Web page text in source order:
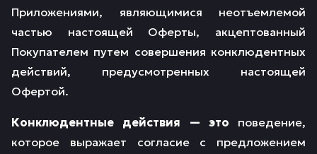
Приложениями, являющимися неотъемлемой
частью настоящей Оферты, акцептованный
Покупателем путем совершения конклюдентных
действий, предусмотренных настоящей
Офертой.
Конклюдентные действия — это поведение,
которое выражает согласие с предложением